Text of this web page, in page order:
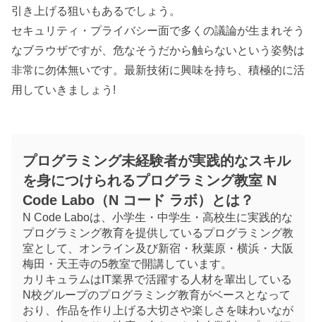
引き上げる狙いもあるでしょう。
セキュリティ・プライバシー面で多くの議論が生まれそう
なブラウザですが、危なそうだから触らないという姿勢は
非常に勿体無いです。最新技術に興味を持ち、積極的に活
用していきましょう!
プログラミング未経験者が実践的なスキル
を身につけられるプログラミング教室 N
Code Labo（N コード ラボ）とは？
N Code Laboは、小学生・中学生・高校生に実践的な
プログラミング教育を提供しているプログラミング教
室として、オンライン及び新宿・秋葉原・横浜・大阪
梅田・天王寺の5教室で開講しています。
カリキュラムはIT業界で活躍する人材を輩出している
N校グループのプログラミング教育がベースとなって
おり、作品を作り上げる大切さや楽しさを味わいなが